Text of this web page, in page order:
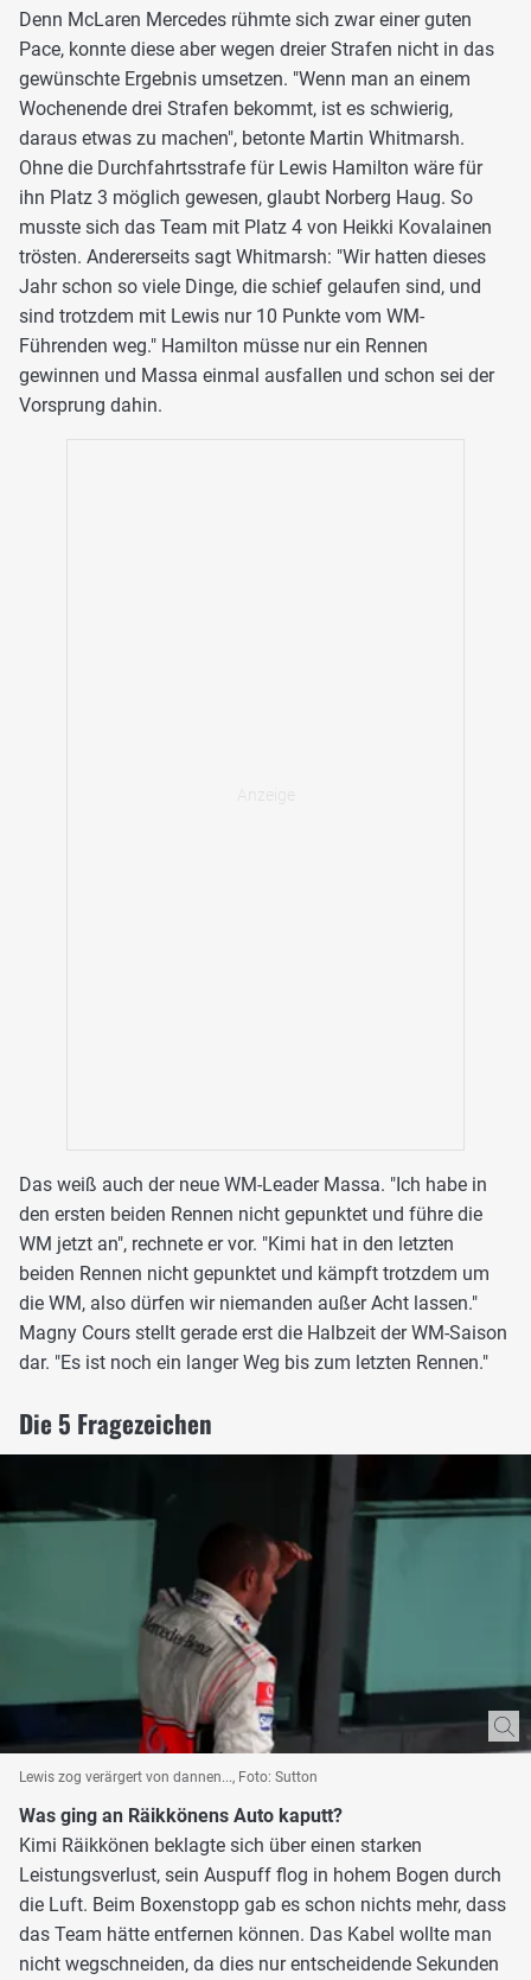
Denn McLaren Mercedes rühmte sich zwar einer guten
Pace, konnte diese aber wegen dreier Strafen nicht in das
gewünschte Ergebnis umsetzen. "Wenn man an einem
Wochenende drei Strafen bekommt, ist es schwierig,
daraus etwas zu machen", betonte Martin Whitmarsh.
Ohne die Durchfahrtsstrafe für Lewis Hamilton wäre für
ihn Platz 3 möglich gewesen, glaubt Norberg Haug. So
musste sich das Team mit Platz 4 von Heikki Kovalainen
trösten. Andererseits sagt Whitmarsh: "Wir hatten dieses
Jahr schon so viele Dinge, die schief gelaufen sind, und
sind trotzdem mit Lewis nur 10 Punkte vom WM-
Führenden weg." Hamilton müsse nur ein Rennen
gewinnen und Massa einmal ausfallen und schon sei der
Vorsprung dahin.
Das weiß auch der neue WM-Leader Massa. "Ich habe in
den ersten beiden Rennen nicht gepunktet und führe die
WM jetzt an", rechnete er vor. "Kimi hat in den letzten
beiden Rennen nicht gepunktet und kämpft trotzdem um
die WM, also dürfen wir niemanden außer Acht lassen."
Magny Cours stellt gerade erst die Halbzeit der WM-Saison
dar. "Es ist noch ein langer Weg bis zum letzten Rennen."
Die 5 Fragezeichen
Lewis zog verärgert von dannen..., Foto: Sutton
Was ging an Räikkönens Auto kaputt?
Kimi Räikkönen beklagte sich über einen starken
Leistungsverlust, sein Auspuff flog in hohem Bogen durch
die Luft. Beim Boxenstopp gab es schon nichts mehr, dass
das Team hätte entfernen können. Das Kabel wollte man
nicht wegschneiden, da dies nur entscheidende Sekunden